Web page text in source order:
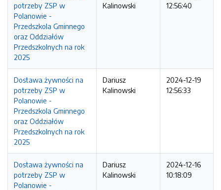
potrzeby ZSP w
Polanowie -
Przedszkola Gminnego
oraz Oddziałów
Przedszkolnych na rok
2025
Kalinowski
12:56:40
Dostawa żywności na
potrzeby ZSP w
Polanowie -
Przedszkola Gminnego
oraz Oddziałów
Przedszkolnych na rok
2025
Dariusz
Kalinowski
2024-12-19
12:56:33
Dostawa żywności na
potrzeby ZSP w
Polanowie -
Dariusz
Kalinowski
2024-12-16
10:18:09